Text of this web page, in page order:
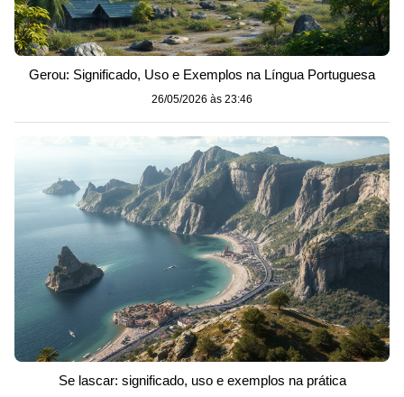
Gerou: Significado, Uso e Exemplos na Língua Portuguesa
26/05/2026 às 23:46
Se lascar: significado, uso e exemplos na prática